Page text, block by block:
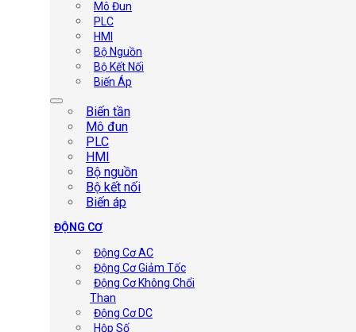
Mô Đun
PLC
HMI
Bộ Nguồn
Bộ Kết Nối
Biến Áp
Biến tần
Mô đun
PLC
HMI
Bộ nguồn
Bộ kết nối
Biến áp
ĐỘNG CƠ
Động Cơ AC
Động Cơ Giảm Tốc
Động Cơ Không Chổi
Than
Động Cơ DC
Hộp Số